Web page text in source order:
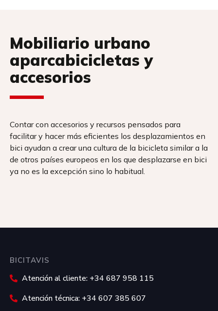
Mobiliario urbano
aparcabicicletas y
accesorios
Contar con accesorios y recursos pensados para
facilitar y hacer más eficientes los desplazamientos en
bici ayudan a crear una cultura de la bicicleta similar a la
de otros países europeos en los que desplazarse en bici
ya no es la excepción sino lo habitual.
BICITAVIS
Atención al cliente: +34 687 958 115
Atención técnica: +34 607 385 607